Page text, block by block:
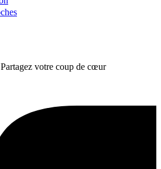
Partagez votre coup de cœur